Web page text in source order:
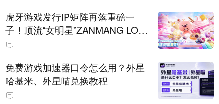
虎牙游戏发行IP矩阵再落重磅一
子！顶流“女明星”ZANMANG LOO
PY 正版3D消除手游《消消奇遇》
惊喜曝光
免费游戏加速器口令怎么用？外星
哈基米、外星喵兑换教程